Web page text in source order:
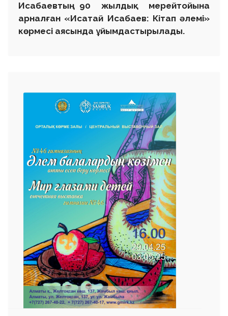
Исабаевтың 90 жылдық мерейтойына
арналған «Исатай Исабаев: Кітап әлемі»
көрмесі аясында ұйымдастырылады.